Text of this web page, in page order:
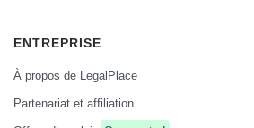
ENTREPRISE
À propos de LegalPlace
Partenariat et affiliation